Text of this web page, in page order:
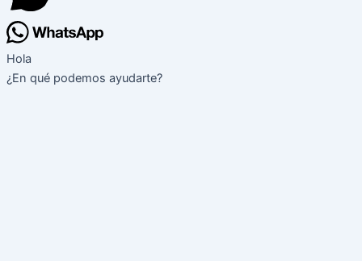
Hola
¿En qué podemos ayudarte?